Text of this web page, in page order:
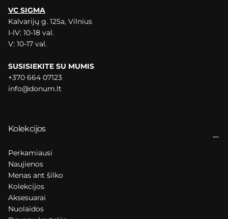
VC SIGMA
Kalvarijų g. 125a, Vilnius
I-IV: 10-18 val.
V: 10-17 val.
SUSISIEKITE SU MUMIS
+370 664 07123
info@donum.lt
Kolekcijos
Perkamiausi
Naujienos
Menas ant šilko
Kolekcijos
Aksesuarai
Nuolaidos